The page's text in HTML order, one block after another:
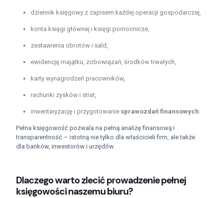
dziennik księgowy z zapisem każdej operacji gospodarczej,
konta księgi głównej i księgi pomocnicze,
zestawienia obrotów i sald,
ewidencję majątku, zobowiązań, środków trwałych,
karty wynagrodzeń pracowników,
rachunki zysków i strat,
inwentaryzację i przygotowanie sprawozdań finansowych.
Pełna księgowość pozwala na pełną analizę finansową i
transparentność – istotną nie tylko dla właścicieli firm, ale także
dla banków, inwestorów i urzędów.
Dlaczego warto zlecić prowadzenie pełnej
księgowości naszemu biuru?